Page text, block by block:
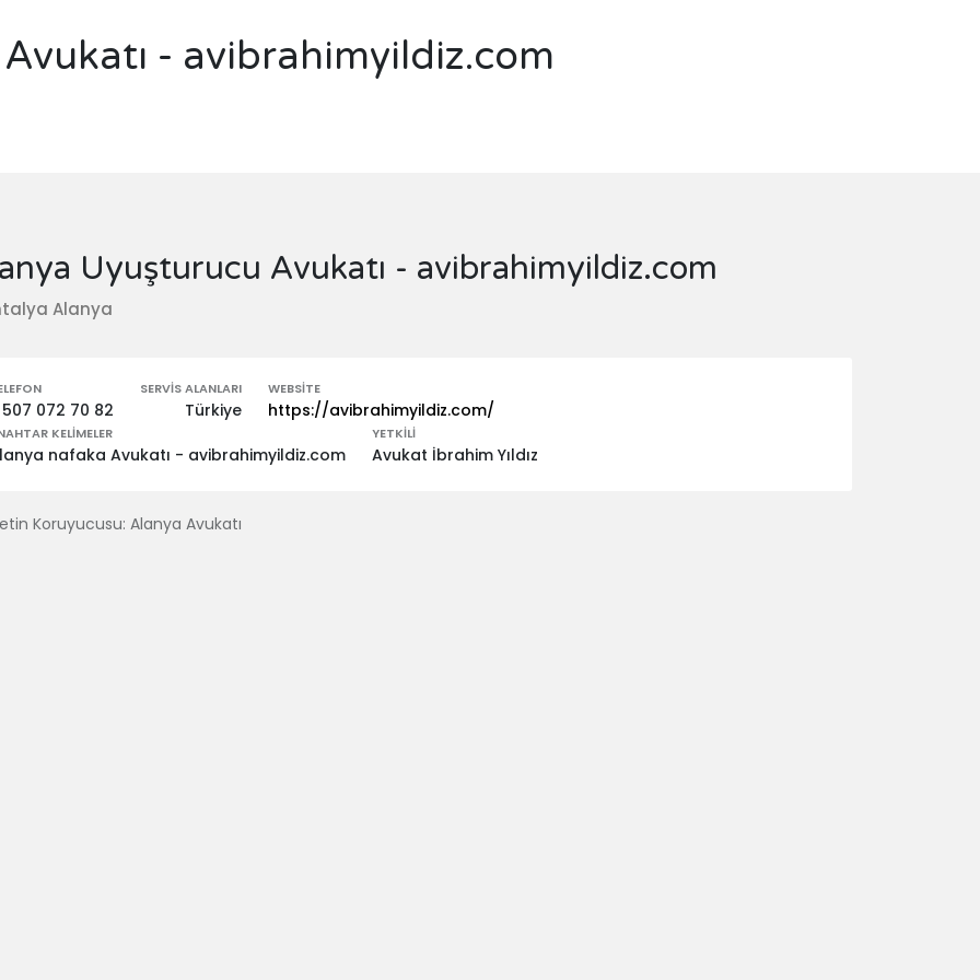
- avibrahimyildiz.com
Uyuşturucu Avukatı - avibrahimyildiz.com
Alanya
072 70 82
SERVIS ALANLARI
Türkiye
WEBSITE
https://avibrahimyildiz.com/
KELIMELER
nafaka Avukatı - avibrahimyildiz.com
YETKILI
Avukat İbrahim Yıldız
Koruyucusu: Alanya Avukatı